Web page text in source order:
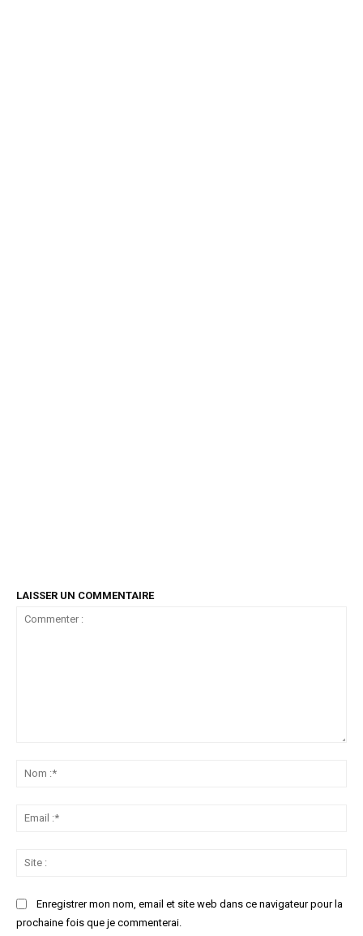
LAISSER UN COMMENTAIRE
Enregistrer mon nom, email et site web dans ce navigateur pour la
prochaine fois que je commenterai.